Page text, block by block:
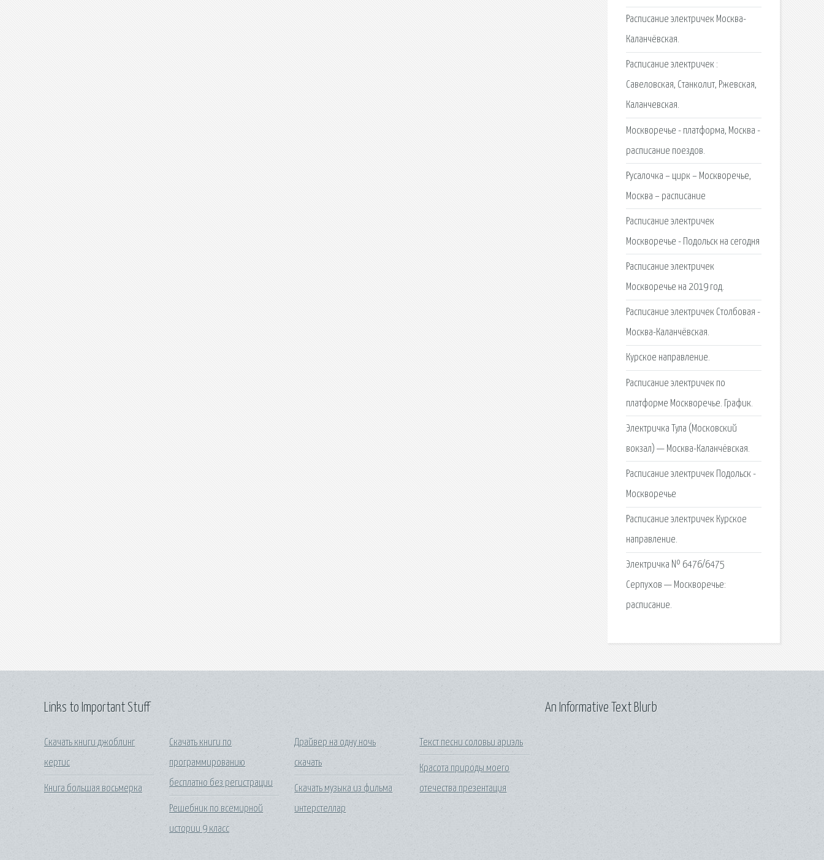
Расписание электричек Москва-
Каланчёвская.
Расписание электричек :
Савеловская, Станколит, Ржевская,
Каланчевская.
Москворечье - платформа, Москва -
расписание поездов.
Русалочка – цирк – Москворечье,
Москва – расписание
Расписание электричек
Москворечье - Подольск на сегодня
Расписание электричек
Москворечье на 2019 год.
Расписание электричек Столбовая -
Москва-Каланчёвская.
Курское направление.
Расписание электричек по
платформе Москворечье. График.
Электричка Тула (Московский
вокзал) — Москва-Каланчёвская.
Расписание электричек Подольск -
Москворечье
Расписание электричек Курское
направление.
Электричка № 6476/6475
Серпухов — Москворечье:
расписание.
Links to Important Stuff
Скачать книги джоблинг
кертис
Книга большая восьмерка
Скачать книги по
программированию
бесплатно без регистрации
Решебник по всемирной
истории 9 класс
Драйвер на одну ночь
скачать
Скачать музыка из фильма
интерстеллар
Текст песни соловьи ариэль
Красота природы моего
отечества презентация
An Informative Text Blurb